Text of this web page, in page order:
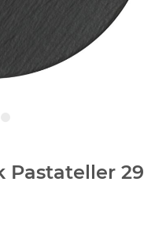
Pastateller 29